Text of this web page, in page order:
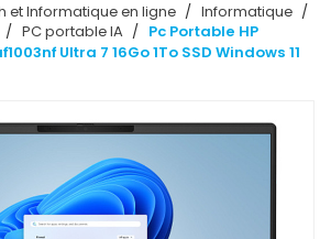
et Informatique en ligne
Informatique
PC portable IA
Pc Portable HP
Ultra 7 16Go 1To SSD Windows 11